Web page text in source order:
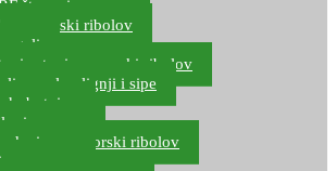
štapovi
za morski ribolov
setovi za morski ribolov
za lov lignji i sipe
hobotnice
za more
za morski ribolov
za more